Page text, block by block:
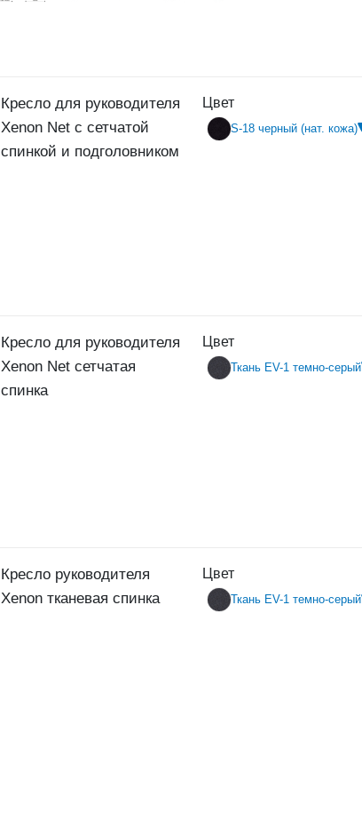
Кресло для руководителя
Xenon Net с сетчатой
спинкой и подголовником
Цвет
S-18 черный (нат. кожа)
Кресло для руководителя
Xenon Net сетчатая
спинка
Цвет
Ткань EV-1 темно-серый
Кресло руководителя
Xenon тканевая спинка
Цвет
Ткань EV-1 темно-серый